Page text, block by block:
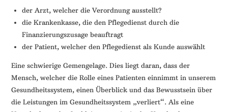
der Arzt, welcher die Verordnung ausstellt?
die Krankenkasse, die den Pflegedienst durch die
Finanzierungszusage beauftragt
der Patient, welcher den Pflegedienst als Kunde auswählt
Eine schwierige Gemengelage. Dies liegt daran, dass der
Mensch, welcher die Rolle eines Patienten einnimmt in unserem
Gesundheitssystem, einen Überblick und das Bewusstsein über
die Leistungen im Gesundheitssystem „verliert“. Als eine